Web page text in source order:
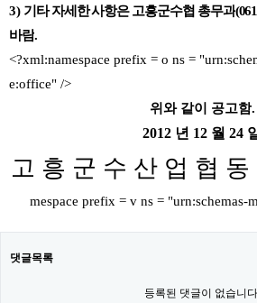
3) 기타 자세한 사항은 고흥군수협 총무과
바람.
<?xml:namespace prefix = o ns =
e:office" />
위와 같이 공고함.
2012 년 12 월 24
고 흥 군 수 산 업 협 동
mespace prefix = v ns = "urn:schemas-
댓글목록
등록된 댓글이 없습니